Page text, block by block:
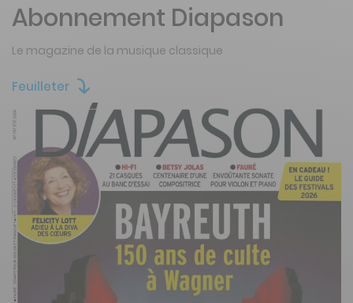
Feuilleter
Abonnement Diapason
Le magazine de la musique classique